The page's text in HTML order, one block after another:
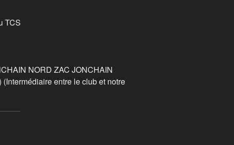
TCS
NORD ZAC JONCHAIN
entre le club et notre